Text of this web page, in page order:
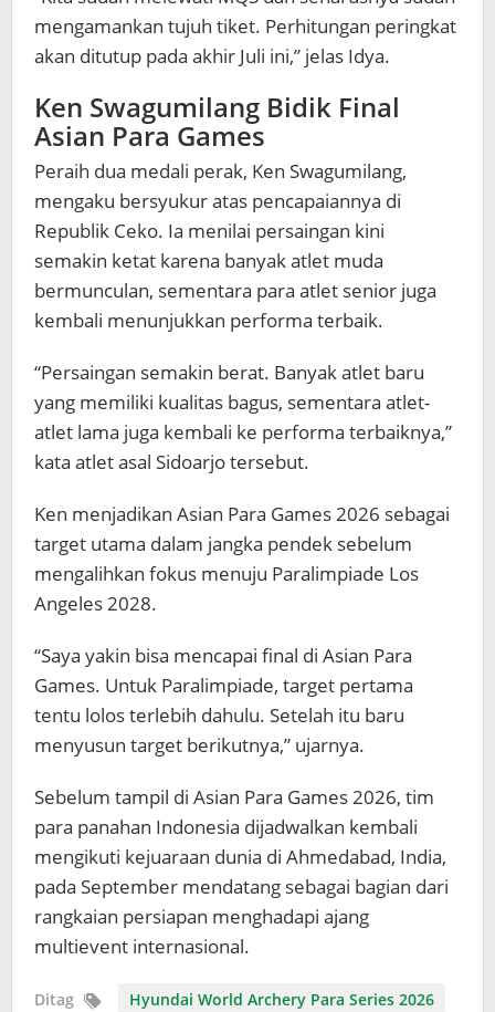
mengamankan tujuh tiket. Perhitungan peringkat
akan ditutup pada akhir Juli ini,” jelas Idya.
Ken Swagumilang Bidik Final
Asian Para Games
Peraih dua medali perak, Ken Swagumilang,
mengaku bersyukur atas pencapaiannya di
Republik Ceko. Ia menilai persaingan kini
semakin ketat karena banyak atlet muda
bermunculan, sementara para atlet senior juga
kembali menunjukkan performa terbaik.
“Persaingan semakin berat. Banyak atlet baru
yang memiliki kualitas bagus, sementara atlet-
atlet lama juga kembali ke performa terbaiknya,”
kata atlet asal Sidoarjo tersebut.
Ken menjadikan Asian Para Games 2026 sebagai
target utama dalam jangka pendek sebelum
mengalihkan fokus menuju Paralimpiade Los
Angeles 2028.
“Saya yakin bisa mencapai final di Asian Para
Games. Untuk Paralimpiade, target pertama
tentu lolos terlebih dahulu. Setelah itu baru
menyusun target berikutnya,” ujarnya.
Sebelum tampil di Asian Para Games 2026, tim
para panahan Indonesia dijadwalkan kembali
mengikuti kejuaraan dunia di Ahmedabad, India,
pada September mendatang sebagai bagian dari
rangkaian persiapan menghadapi ajang
multievent internasional.
Ditag
Hyundai World Archery Para Series 2026